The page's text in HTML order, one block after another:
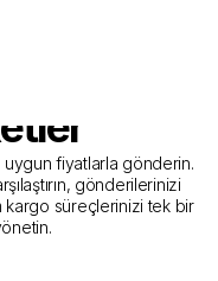
Kargo
Sunan
uygun fiyatlarla gönderin.
gönderilerinizi
kargo süreçlerinizi tek bir